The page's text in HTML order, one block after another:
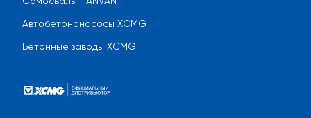
Автобетононасосы XCMG
Бетонные заводы XCMG